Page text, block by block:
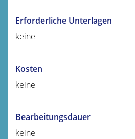
Erforderliche Unterlagen
keine
Kosten
keine
Bearbeitungsdauer
keine